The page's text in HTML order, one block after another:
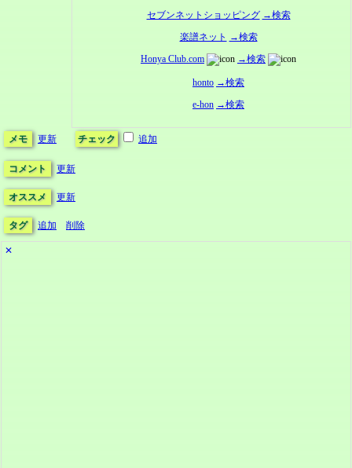
セブンネットショッピング →検索
楽譜ネット →検索
Honya Club.com
→検索
honto →検索
e-hon →検索
メモ 更新 チェック 追加
コメント 更新
オススメ 更新
タグ 追加 削除
✕